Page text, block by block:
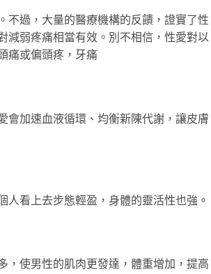
過，大量的醫療機構的反饋，證實了性
減弱疼痛相當有效。別不相信，性愛對以
痛或偏頭疼，牙痛
加速血液循環、均衡新陳代謝，讓皮膚
看上去步態輕盈，身體的靈活性也強。
，使男性的肌肉更發達，體重增加，提高